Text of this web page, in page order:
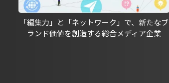
「編集力」と「ネットワーク」で、新たなブ
ランド価値を創造する総合メディア企業